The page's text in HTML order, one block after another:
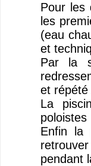
Pour les
les
(eau
et
Par la
et répété
La
poloistes
Enfin la
pendant